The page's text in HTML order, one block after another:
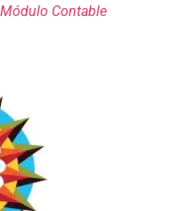
Módulo Contable